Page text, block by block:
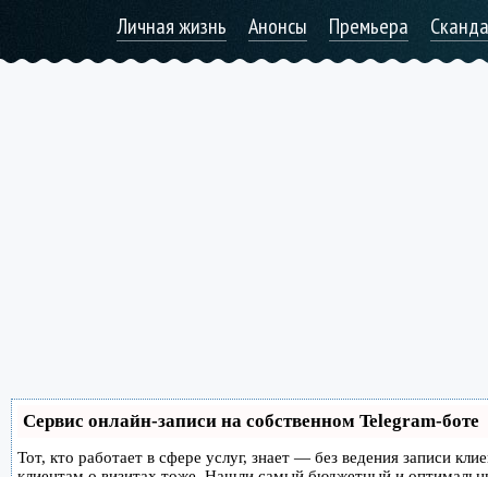
Личная жизнь Анонсы Премьера
Сервис онлайн-записи на собственном Telegram-боте
Тот, кто работает в сфере услуг, знает — без ведения записи